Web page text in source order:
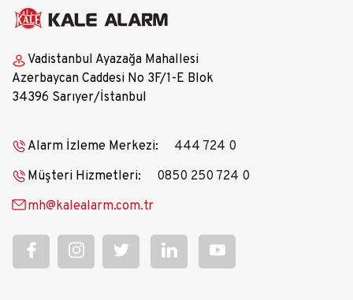
Vadistanbul Ayazağa Mahallesi
Azerbaycan Caddesi No 3F/1-E Blok
34396 Sarıyer/İstanbul
Alarm İzleme Merkezi:
444 724 0
Müşteri Hizmetleri:
0850 250 724 0
mh@kalealarm.com.tr